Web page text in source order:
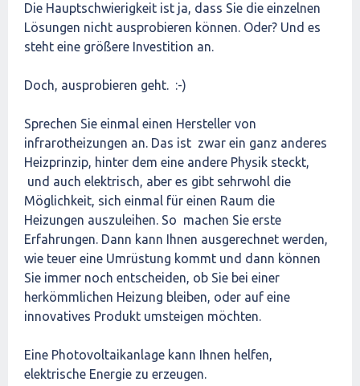
Die Hauptschwierigkeit ist ja, dass Sie die einzelnen
Lösungen nicht ausprobieren können. Oder? Und es
steht eine größere Investition an.
Doch, ausprobieren geht. :-)
Sprechen Sie einmal einen Hersteller von
infrarotheizungen an. Das ist zwar ein ganz anderes
Heizprinzip, hinter dem eine andere Physik steckt,
und auch elektrisch, aber es gibt sehrwohl die
Möglichkeit, sich einmal für einen Raum die
Heizungen auszuleihen. So machen Sie erste
Erfahrungen. Dann kann Ihnen ausgerechnet werden,
wie teuer eine Umrüstung kommt und dann können
Sie immer noch entscheiden, ob Sie bei einer
herkömmlichen Heizung bleiben, oder auf eine
innovatives Produkt umsteigen möchten.
Eine Photovoltaikanlage kann Ihnen helfen,
elektrische Energie zu erzeugen.